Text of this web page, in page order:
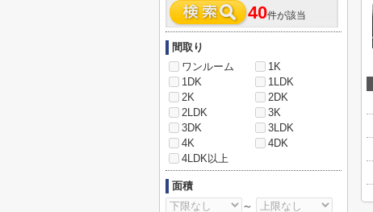
40件が該当
間取り
ワンルーム
1K
1DK
1LDK
2K
2DK
2LDK
3K
3DK
3LDK
4K
4DK
4LDK以上
面積
～